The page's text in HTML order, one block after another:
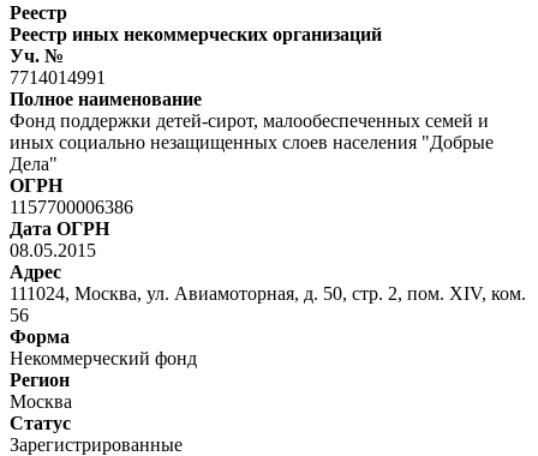
Реестр
Реестр иных некоммерческих организаций
Уч. №
7714014991
Полное наименование
Фонд поддержки детей-сирот, малообеспеченных семей и
иных социально незащищенных слоев населения "Добрые
Дела"
ОГРН
1157700006386
Дата ОГРН
08.05.2015
Адрес
111024, Москва, ул. Авиамоторная, д. 50, стр. 2, пом. XIV, ком.
56
Форма
Некоммерческий фонд
Регион
Москва
Статус
Зарегистрированные